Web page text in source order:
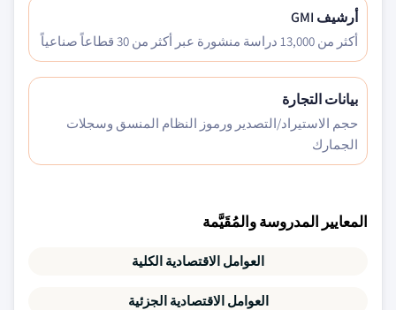
أرشيف GMI
أكثر من 13,000 دراسة منشورة عبر أكثر من 30 قطاعاً صناعياً
بيانات التجارة
حجم الاستيراد/التصدير ورموز النظام المنسق وسجلات
الجمارك
المعايير المدروسة والمُقَيَّمة
العوامل الاقتصادية الكلية
العوامل الاقتصادية الجزئية